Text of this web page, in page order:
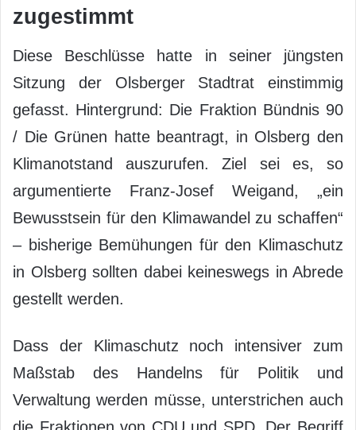
zugestimmt
Diese Beschlüsse hatte in seiner jüngsten
Sitzung der Olsberger Stadtrat einstimmig
gefasst. Hintergrund: Die Fraktion Bündnis 90
/ Die Grünen hatte beantragt, in Olsberg den
Klimanotstand auszurufen. Ziel sei es, so
argumentierte Franz-Josef Weigand, „ein
Bewusstsein für den Klimawandel zu schaffen“
– bisherige Bemühungen für den Klimaschutz
in Olsberg sollten dabei keineswegs in Abrede
gestellt werden.
Dass der Klimaschutz noch intensiver zum
Maßstab des Handelns für Politik und
Verwaltung werden müsse, unterstrichen auch